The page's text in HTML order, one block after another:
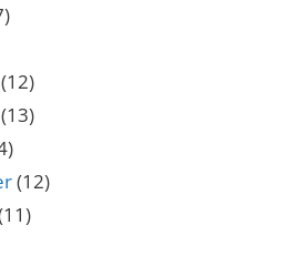
(12)
(13)
(12)